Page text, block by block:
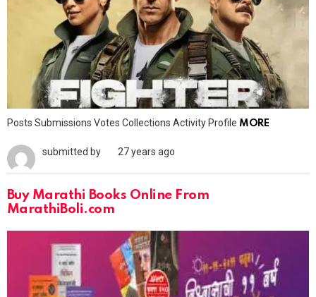
Posts Submissions Votes Collections Activity Profile MORE
submitted by 27 years ago
Buy Marathi Books Online From
MarathiBoli.com